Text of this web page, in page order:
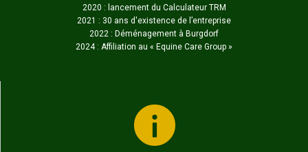
2020 : lancement du Calculateur TRM
2021 : 30 ans d'existence de l’entreprise
2022 : Déménagement à Burgdorf
2024 : Affiliation au « Equine Care Group »